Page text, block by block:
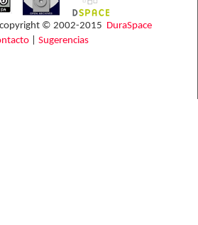
copyright © 2002-2015 DuraSpace
| Sugerencias